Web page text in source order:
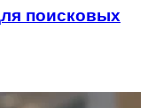
поисковых